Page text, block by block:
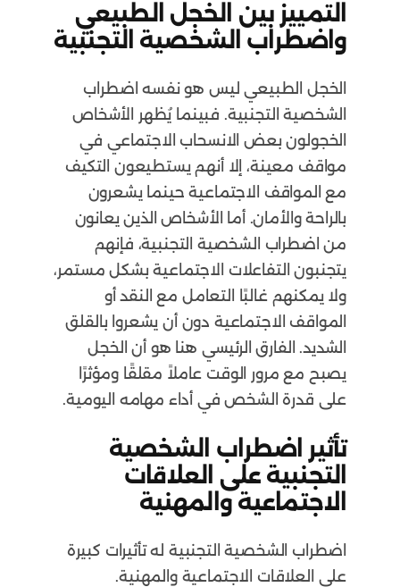
التمييز بين الخجل الطبيعي
واضطراب الشخصية التجنبية
الخجل الطبيعي ليس هو نفسه اضطراب
الشخصية التجنبية. فبينما يُظهر الأشخاص
الخجولون بعض الانسحاب الاجتماعي في
مواقف معينة، إلا أنهم يستطيعون التكيف
مع المواقف الاجتماعية حينما يشعرون
بالراحة والأمان. أما الأشخاص الذين يعانون
من اضطراب الشخصية التجنبية، فإنهم
يتجنبون التفاعلات الاجتماعية بشكل مستمر،
ولا يمكنهم غالبًا التعامل مع النقد أو
المواقف الاجتماعية دون أن يشعروا بالقلق
الشديد. الفارق الرئيسي هنا هو أن الخجل
يصبح مع مرور الوقت عاملاً مقلقًا ومؤثرًا
على قدرة الشخص في أداء مهامه اليومية.
تأثير اضطراب الشخصية
التجنبية على العلاقات
الاجتماعية والمهنية
اضطراب الشخصية التجنبية له تأثيرات كبيرة
على العلاقات الاجتماعية والمهنية.